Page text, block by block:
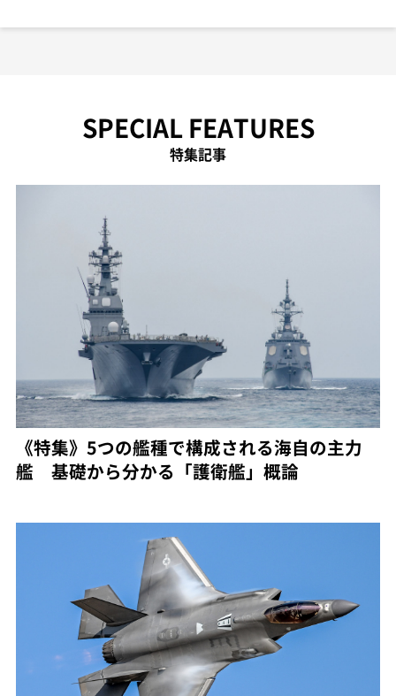
SPECIAL FEATURES
特集記事
《特集》5つの艦種で構成される海自の主力
艦 基礎から分かる「護衛艦」概論